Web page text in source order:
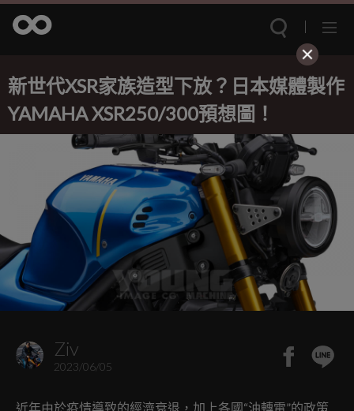
新世代XSR家族造型下放？日本媒體製作
YAMAHA XSR250/300預想圖！
Ziv
2023/06/05
近年由於疫情導致的經濟衰退，加上各國“油轉電”的政策